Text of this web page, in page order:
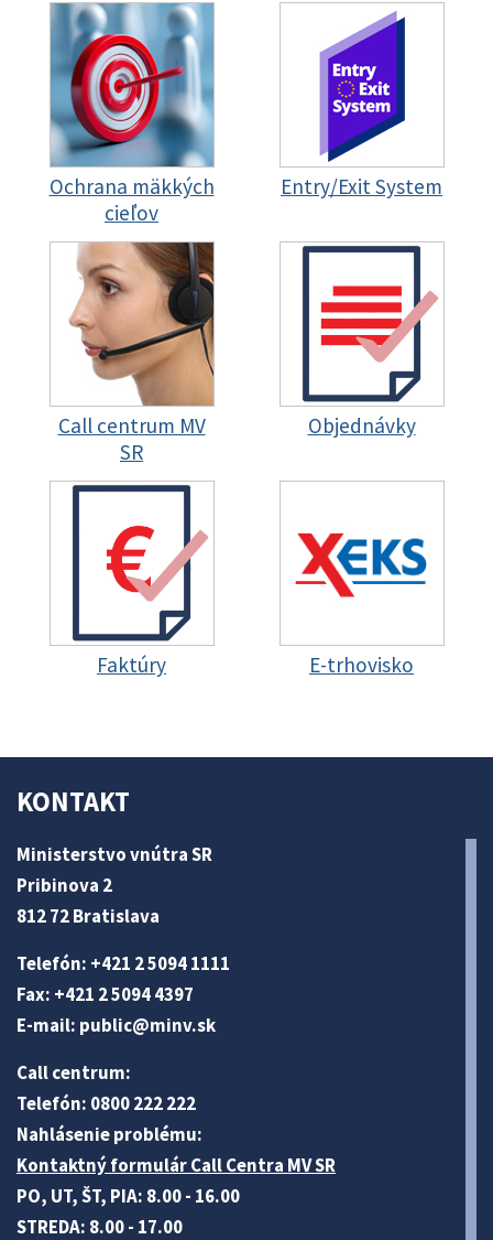
Ochrana mäkkých
cieľov
Entry/Exit System
Call centrum MV
SR
Objednávky
Faktúry E-trhovisko
KONTAKT
Ministerstvo vnútra SR
Pribinova 2
812 72 Bratislava
Telefón: +421 2 5094 1111
Fax: +421 2 5094 4397
E-mail: public@minv.sk
Call centrum:
Telefón: 0800 222 222
Nahlásenie problému:
Kontaktný formulár Call Centra MV SR
PO, UT, ŠT, PIA: 8.00 - 16.00
STREDA: 8.00 - 17.00